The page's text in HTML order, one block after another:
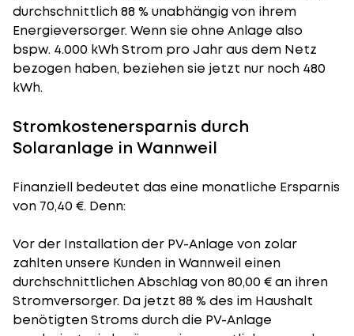
durchschnittlich 88 % unabhängig von ihrem
Energieversorger. Wenn sie ohne Anlage also
bspw. 4.000 kWh Strom pro Jahr aus dem Netz
bezogen haben, beziehen sie jetzt nur noch 480
kWh.
Stromkostenersparnis durch
Solaranlage in Wannweil
Finanziell bedeutet das eine monatliche Ersparnis
von 70,40 €. Denn:
Vor der Installation der PV-Anlage von zolar
zahlten unsere Kunden in Wannweil einen
durchschnittlichen Abschlag von 80,00 € an ihren
Stromversorger. Da jetzt 88 % des im Haushalt
benötigten Stroms durch die PV-Anlage